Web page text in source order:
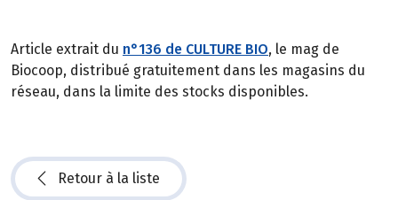
Article extrait du n°136 de CULTURE BIO, le mag de
Biocoop, distribué gratuitement dans les magasins du
réseau, dans la limite des stocks disponibles.
Retour à la liste